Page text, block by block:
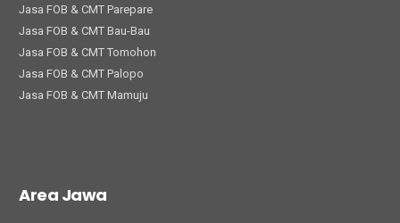
Jasa FOB & CMT Parepare
Jasa FOB & CMT Bau-Bau
Jasa FOB & CMT Tomohon
Jasa FOB & CMT Palopo
Jasa FOB & CMT Mamuju
Area Jawa